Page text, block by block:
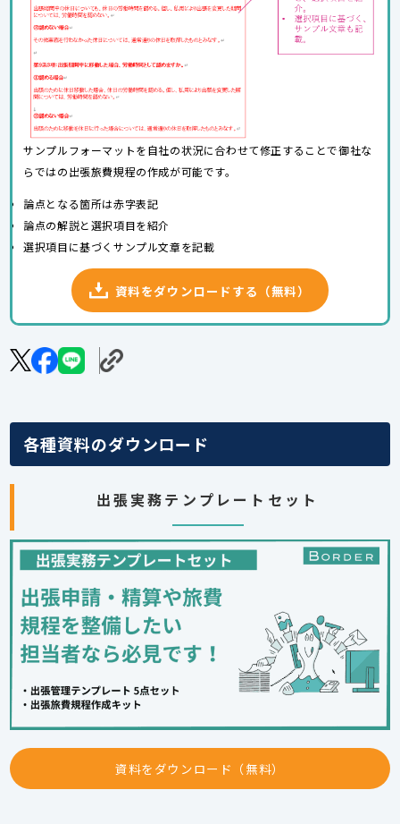
サンプルフォーマットを自社の状況に合わせて修正することで御社な
らではの出張旅費規程の作成が可能です。
論点となる箇所は赤字表記
論点の解説と選択項目を紹介
選択項目に基づくサンプル文章を記載
資料をダウンロードする（無料）
各種資料のダウンロード
出張実務テンプレートセット
資料をダウンロード（無料）